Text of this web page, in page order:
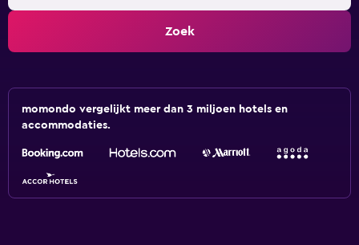
Zoek
momondo vergelijkt meer dan 3 miljoen hotels en
accommodaties.